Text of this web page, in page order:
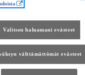
Valitsen haluamani evästeet
välttämättömät evästeet